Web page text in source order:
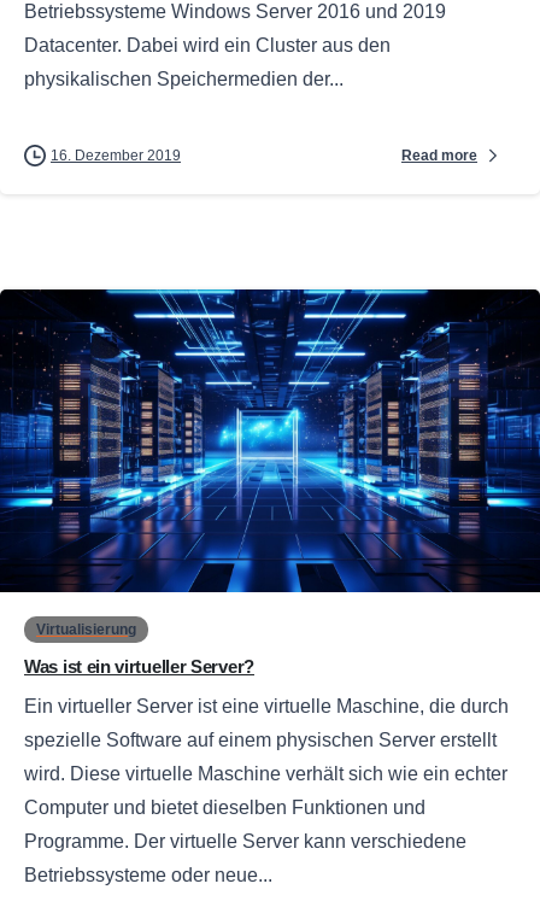
Betriebssysteme Windows Server 2016 und 2019
Datacenter. Dabei wird ein Cluster aus den
physikalischen Speichermedien der...
16. Dezember 2019 Read more
Virtualisierung
Was ist ein virtueller Server?
Ein virtueller Server ist eine virtuelle Maschine, die durch
spezielle Software auf einem physischen Server erstellt
wird. Diese virtuelle Maschine verhält sich wie ein echter
Computer und bietet dieselben Funktionen und
Programme. Der virtuelle Server kann verschiedene
Betriebssysteme oder neue...